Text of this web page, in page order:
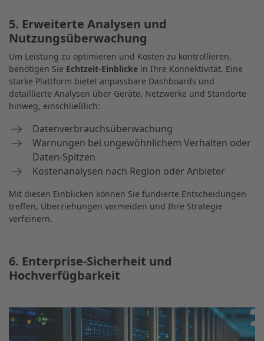
5. Erweiterte Analysen und
Nutzungsüberwachung
Um Leistung zu optimieren und Kosten zu kontrollieren,
benötigen Sie Echtzeit-Einblicke in Ihre Konnektivität. Eine
starke Plattform bietet anpassbare Dashboards und
detaillierte Analysen über Geräte, Netzwerke und Standorte
hinweg, einschließlich:
Datenverbrauchsüberwachung
Warnungen bei ungewöhnlichem Verhalten oder
Daten-Spitzen
Kostenanalysen nach Region oder Anbieter
Mit diesen Einblicken können Sie fundierte Entscheidungen
treffen, Überziehungen vermeiden und Ihre Strategie
verfeinern.
6. Enterprise-Sicherheit und
Hochverfügbarkeit